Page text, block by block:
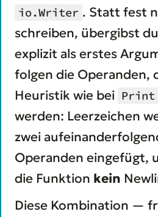
io.Writer . Statt fest
schreiben, übergibst
explizit als erstes
folgen die Operanden,
Heuristik wie bei Print
werden: Leerzeichen
zwei
Operanden eingefügt,
die Funktion kein
Diese Kombination —